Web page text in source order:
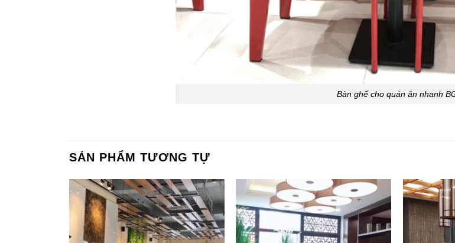
Bàn ghế cho quán ăn nhanh
SẢN PHẨM TƯƠNG TỰ